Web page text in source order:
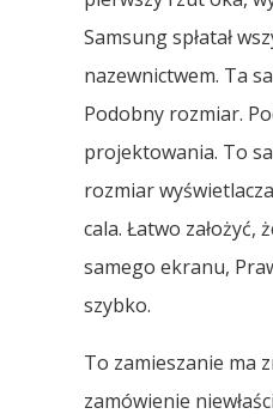
Samsung spłatał
nazewnictwem. Ta
Podobny rozmiar.
projektowania. To
rozmiar
cala. Łatwo założyć,
samego ekranu,
szybko.
To zamieszanie ma
zamówienie